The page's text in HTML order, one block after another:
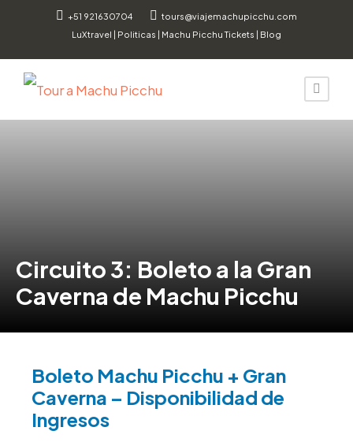
+51 921630704
tours@viajemachupicchu.com
LuXtravel | Politicas | Machu Picchu Tickets | Blog
Circuito 3: Boleto a la Gran
Caverna de Machu Picchu
Boleto Machu Picchu + Gran
Caverna – Disponibilidad de
Ingresos